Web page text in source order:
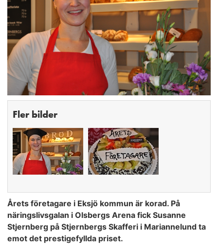
Fler bilder
Årets företagare i Eksjö kommun är korad. På
näringslivsgalan i Olsbergs Arena fick Susanne
Stjernberg på Stjernbergs Skafferi i Mariannelund ta
emot det prestigefyllda priset.